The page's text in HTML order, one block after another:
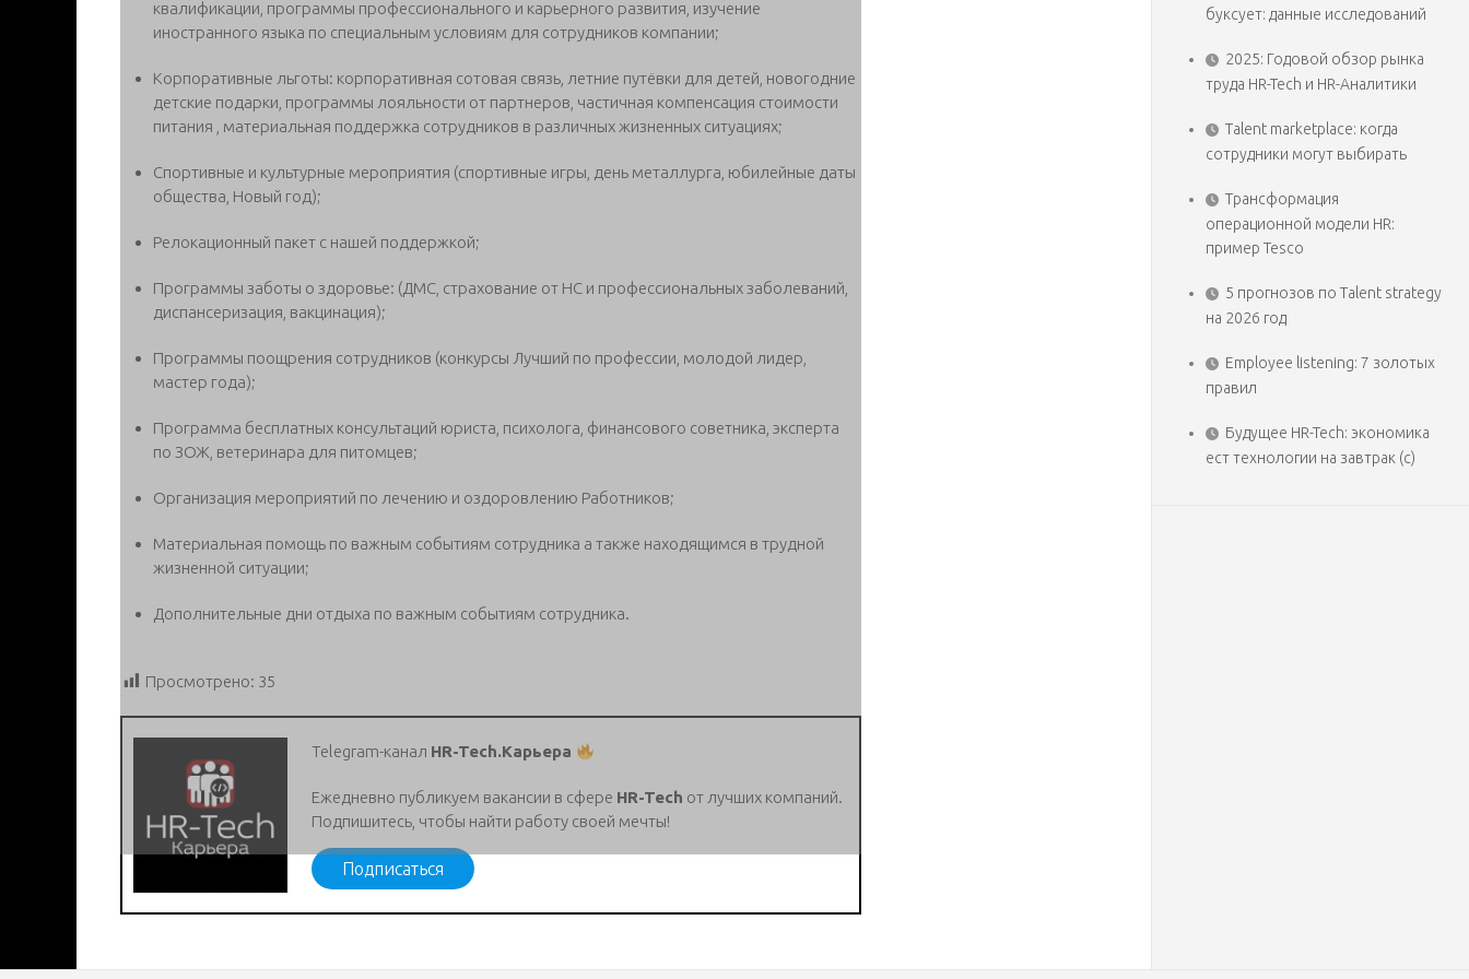
квалификации, программы профессионального и карьерного развития, изучение
иностранного языка по специальным условиям для сотрудников компании;
Корпоративные льготы: корпоративная сотовая связь, летние путёвки для детей, новогодние
детские подарки, программы лояльности от партнеров, частичная компенсация стоимости
питания , материальная поддержка сотрудников в различных жизненных ситуациях;
Спортивные и культурные мероприятия (спортивные игры, день металлурга, юбилейные даты
общества, Новый год);
Релокационный пакет с нашей поддержкой;
Программы заботы о здоровье: (ДМС, страхование от НС и профессиональных заболеваний,
диспансеризация, вакцинация);
Программы поощрения сотрудников (конкурсы Лучший по профессии, молодой лидер,
мастер года);
Программа бесплатных консультаций юриста, психолога, финансового советника, эксперта
по ЗОЖ, ветеринара для питомцев;
Организация мероприятий по лечению и оздоровлению Работников;
Материальная помощь по важным событиям сотрудника а также находящимся в трудной
жизненной ситуации;
Дополнительные дни отдыха по важным событиям сотрудника.
Просмотрено: 35
Telegram-канал HR-Tech.Карьера
Ежедневно публикуем вакансии в сфере HR-Tech от лучших компаний.
Подпишитесь, чтобы найти работу своей мечты!
Подписаться
буксует: данные исследований
2025: Годовой обзор рынка
труда HR-Tech и HR-Аналитики
Talent marketplace: когда
сотрудники могут выбирать
Трансформация
операционной модели HR:
пример Tesco
5 прогнозов по Talent strategy
на 2026 год
Employee listening: 7 золотых
правил
Будущее HR-Tech: экономика
ест технологии на завтрак (с)